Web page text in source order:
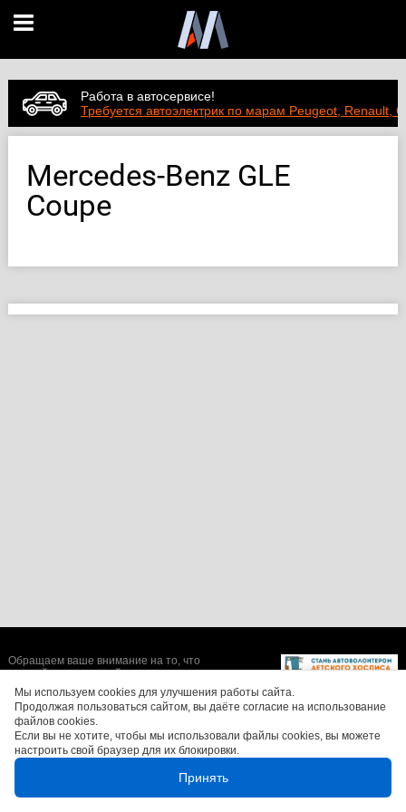
Работа в автосервисе!
Требуется автоэлектрик по марам Peugeot, Renault,
Mercedes-Benz GLE
Coupe
Мы используем cookies для улучшения работы сайта.
Продолжая пользоваться сайтом, вы даёте согласие на использование
файлов cookies.
Если вы не хотите, чтобы мы использовали файлы cookies, вы можете
настроить свой браузер для их блокировки.
Принять
Обращаем ваше внимание на то, что
данный интернет-сайт носит исключительно
информационный характер и ни при каких
условиях не является публичной офертой,
определяемой положениями Статьи 437 (2)
Гражданского кодекса Российской
Федерации. Цены, размеры скидок, а также
изображения автомобилей могут отличаться
от реальных. Для получения более полной и
достоверной информации, обращайтесь в